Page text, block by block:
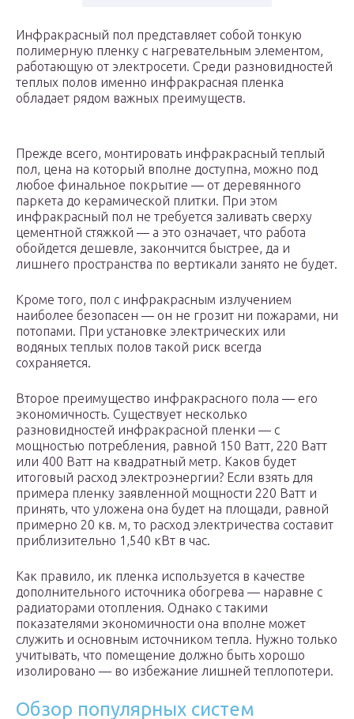
Инфракрасный пол представляет собой тонкую
полимерную пленку с нагревательным элементом,
работающую от электросети. Среди разновидностей
теплых полов именно инфракрасная пленка
обладает рядом важных преимуществ.
Прежде всего, монтировать инфракрасный теплый
пол, цена на который вполне доступна, можно под
любое финальное покрытие — от деревянного
паркета до керамической плитки. При этом
инфракрасный пол не требуется заливать сверху
цементной стяжкой — а это означает, что работа
обойдется дешевле, закончится быстрее, да и
лишнего пространства по вертикали занято не будет.
Кроме того, пол с инфракрасным излучением
наиболее безопасен — он не грозит ни пожарами, ни
потопами. При установке электрических или
водяных теплых полов такой риск всегда
сохраняется.
Второе преимущество инфракрасного пола — его
экономичность. Существует несколько
разновидностей инфракрасной пленки — с
мощностью потребления, равной 150 Ватт, 220 Ватт
или 400 Ватт на квадратный метр. Каков будет
итоговый расход электроэнергии? Если взять для
примера пленку заявленной мощности 220 Ватт и
принять, что уложена она будет на площади, равной
примерно 20 кв. м, то расход электричества составит
приблизительно 1,540 кВт в час.
Как правило, ик пленка используется в качестве
дополнительного источника обогрева — наравне с
радиаторами отопления. Однако с такими
показателями экономичности она вполне может
служить и основным источником тепла. Нужно только
учитывать, что помещение должно быть хорошо
изолировано — во избежание лишней теплопотери.
Обзор популярных систем